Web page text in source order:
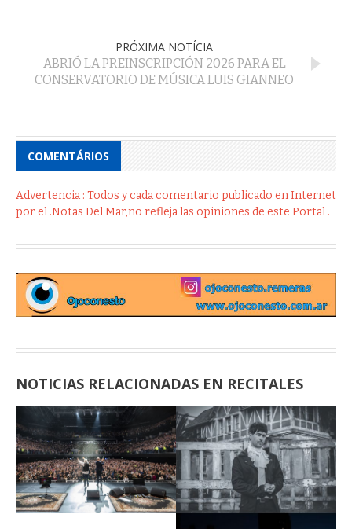
PRÓXIMA NOTÍCIA
ABRIÓ LA PREINSCRIPCIÓN 2026 PARA EL
CONSERVATORIO DE MÚSICA LUIS GIANNEO
COMENTÁRIOS
Advertencia : Todos y cada comentario publicado en Internet
por el .Notas Del Mar,no refleja las opiniones de este Portal .
NOTICIAS RELACIONADAS EN RECITALES